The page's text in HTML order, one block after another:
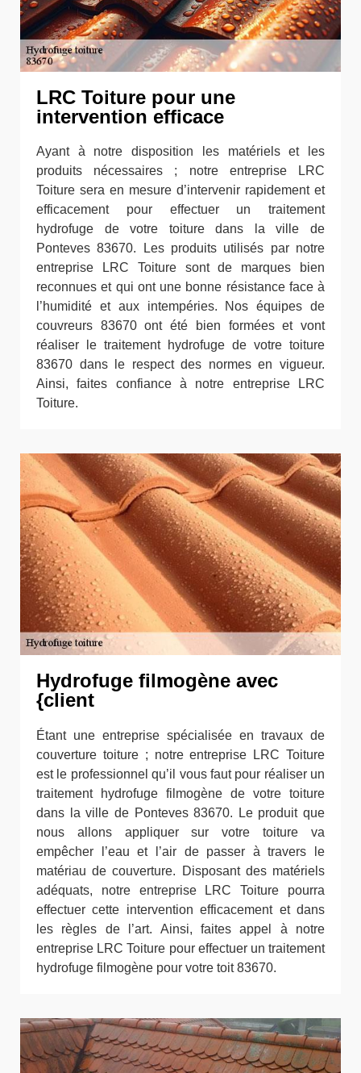
LRC Toiture pour une
intervention efficace
Ayant à notre disposition les matériels et les
produits nécessaires ; notre entreprise LRC
Toiture sera en mesure d’intervenir rapidement et
efficacement pour effectuer un traitement
hydrofuge de votre toiture dans la ville de
Ponteves 83670. Les produits utilisés par notre
entreprise LRC Toiture sont de marques bien
reconnues et qui ont une bonne résistance face à
l’humidité et aux intempéries. Nos équipes de
couvreurs 83670 ont été bien formées et vont
réaliser le traitement hydrofuge de votre toiture
83670 dans le respect des normes en vigueur.
Ainsi, faites confiance à notre entreprise LRC
Toiture.
Hydrofuge filmogène avec
{client
Étant une entreprise spécialisée en travaux de
couverture toiture ; notre entreprise LRC Toiture
est le professionnel qu’il vous faut pour réaliser un
traitement hydrofuge filmogène de votre toiture
dans la ville de Ponteves 83670. Le produit que
nous allons appliquer sur votre toiture va
empêcher l’eau et l’air de passer à travers le
matériau de couverture. Disposant des matériels
adéquats, notre entreprise LRC Toiture pourra
effectuer cette intervention efficacement et dans
les règles de l’art. Ainsi, faites appel à notre
entreprise LRC Toiture pour effectuer un traitement
hydrofuge filmogène pour votre toit 83670.